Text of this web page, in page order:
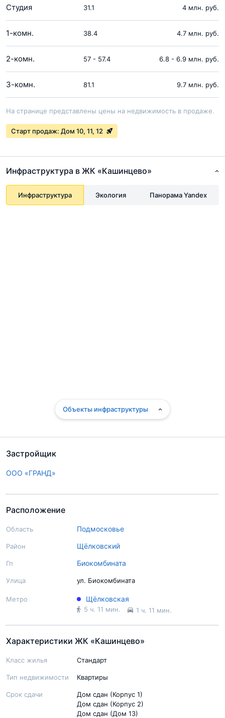
Студия 31.1 4 млн. руб.
1-комн. 38.4 4.7 млн. руб.
2-комн. 57 - 57.4 6.8 - 6.9 млн. руб.
3-комн. 81.1 9.7 млн. руб.
На странице представлены цены на недвижимость в продаже.
Старт продаж: Дом 10, 11, 12
Застройщик
ООО «ГРАНД»
Расположение
Область Подмосковье
Район Щёлковский
Гп Биокомбината
Улица ул. Биокомбината
Метро Щёлковская
5 ч. 11 мин. 1 ч. 11 мин.
Характеристики ЖК «Кашинцево»
Класс жилья Стандарт
Тип недвижимости Квартиры
Срок сдачи
Дом сдан (Корпус 1)
Дом сдан (Корпус 2)
Дом сдан (Дом 13)
Инфраструктура в ЖК «Кашинцево»
Инфраструктура Экология Панорама Yandex
Объекты инфраструктуры